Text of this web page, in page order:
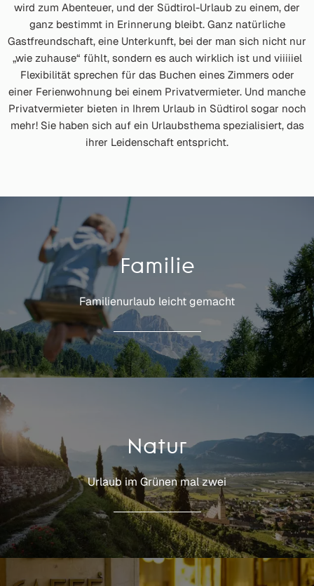
wird zum Abenteuer, und der Südtirol-Urlaub zu einem, der
ganz bestimmt in Erinnerung bleibt. Ganz natürliche
Gastfreundschaft, eine Unterkunft, bei der man sich nicht nur
„wie zuhause“ fühlt, sondern es auch wirklich ist und viiiiiel
Flexibilität sprechen für das Buchen eines Zimmers oder
einer Ferienwohnung bei einem Privatvermieter. Und manche
Privatvermieter bieten in Ihrem Urlaub in Südtirol sogar noch
mehr! Sie haben sich auf ein Urlaubsthema spezialisiert, das
ihrer Leidenschaft entspricht.
Familie
Familienurlaub leicht gemacht
Natur
Urlaub im Grünen mal zwei